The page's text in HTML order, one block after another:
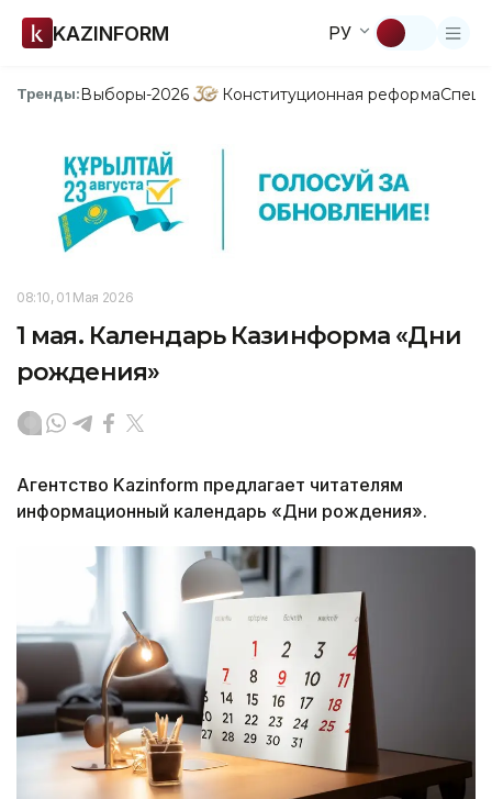
KAZINFORM РУ
Тренды:Выборы-2026 Конституционная реформа
08:10, 01 Мая 2026
1 мая. Календарь Казинформа «Дни
рождения»
Агентство Kazinform предлагает читателям
информационный календарь «Дни рождения».